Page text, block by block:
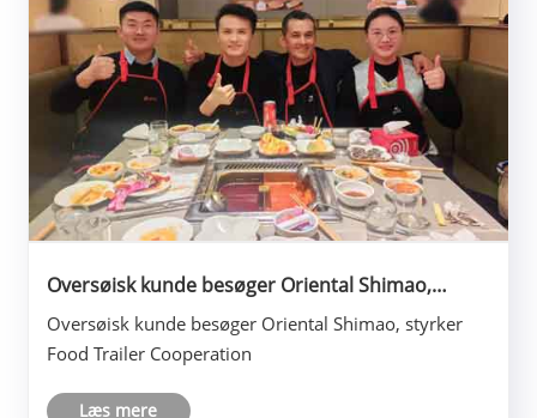
Oversøisk kunde besøger Oriental Shimao,
styrker Food Trailer Cooperation
Oversøisk kunde besøger Oriental Shimao, styrker
Food Trailer Cooperation
Læs mere